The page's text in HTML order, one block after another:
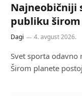
Najneobičniji
publiku
Dagi 4. avgust 2026.
Svet sporta odavno
Širom planete